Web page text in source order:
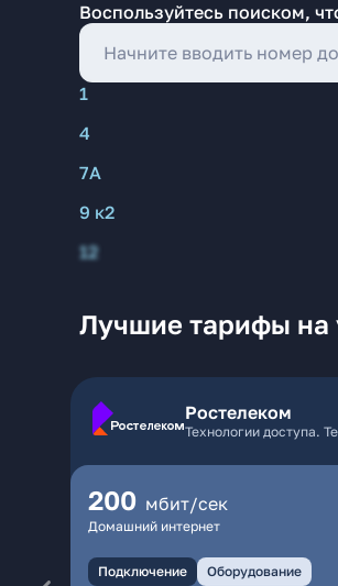
Воспользуйтесь поиском,
1
4
7А
9 к2
12
Лучшие тарифы на
Ростелеком
Технологии доступа.
200 мбит/сек
Домашний интернет
Подключение Оборудование